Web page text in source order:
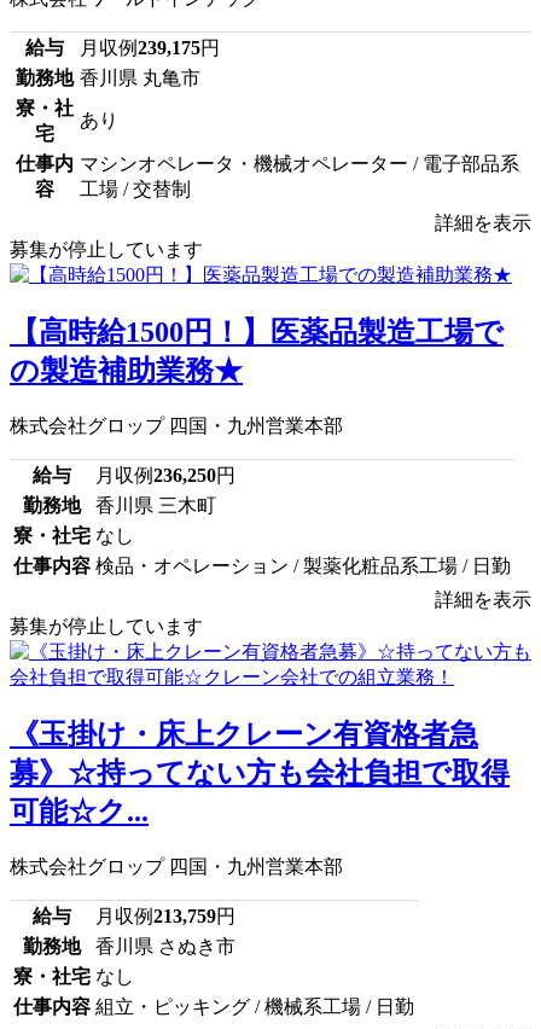
給与 月収例239,175円
勤務地 香川県 丸亀市
寮・社
宅
あり
仕事内
容
マシンオペレータ・機械オペレーター / 電子部品系
工場 / 交替制
詳細を表示
募集が停止しています
【高時給1500円！】医薬品製造工場で
の製造補助業務★
株式会社グロップ 四国・九州営業本部
給与 月収例236,250円
勤務地
香川県 三木町
寮・社宅 なし
仕事内容 検品・オペレーション / 製薬化粧品系工場 / 日勤
詳細を表示
募集が停止しています
《玉掛け・床上クレーン有資格者急
募》☆持ってない方も会社負担で取得
可能☆ク...
株式会社グロップ 四国・九州営業本部
給与 月収例213,759円
勤務地
香川県 さぬき市
寮・社宅 なし
仕事内容 組立・ピッキング / 機械系工場 / 日勤